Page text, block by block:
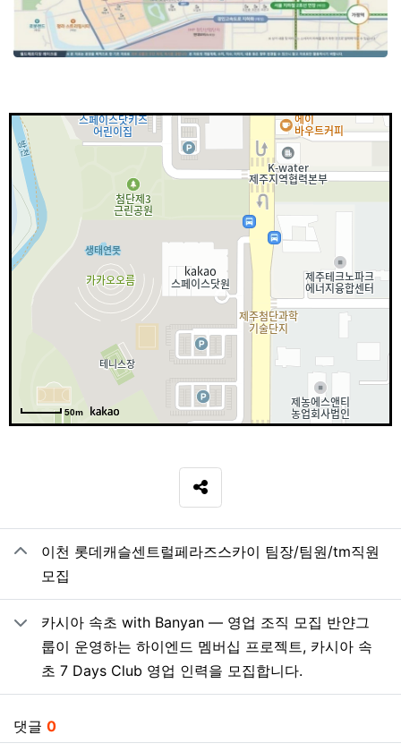
50m
SNS 공유
관련자료
이천 롯데캐슬센트럴페라즈스카이 팀장/팀원/tm직원
모집
카시아 속초 with Banyan — 영업 조직 모집 반얀그
룹이 운영하는 하이엔드 멤버십 프로젝트, 카시아 속
초 7 Days Club 영업 인력을 모집합니다.
댓글 0